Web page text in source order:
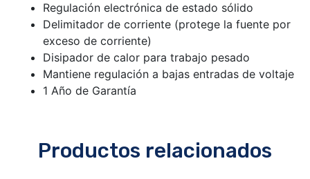
Regulación electrónica de estado sólido
Delimitador de corriente (protege la fuente por
exceso de corriente)
Disipador de calor para trabajo pesado
Mantiene regulación a bajas entradas de voltaje
1 Año de Garantía
Productos relacionados